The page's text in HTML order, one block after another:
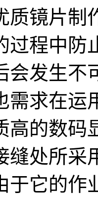
质镜片制
过程中防
会发生不
需求在运
高的数码
缝处所采
于它的作